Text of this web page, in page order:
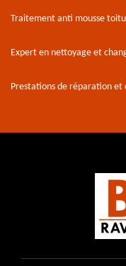
Traitement anti mousse
Expert en nettoyage et
Prestations de réparation